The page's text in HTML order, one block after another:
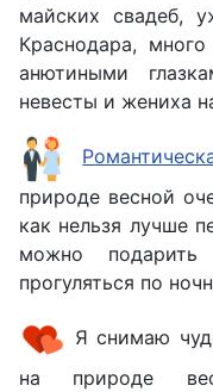
майских свадеб,
Краснодара,
анютиными
невесты и жениха
природе весной
как нельзя лучше
можно
прогуляться по
Я снимаю
на природе